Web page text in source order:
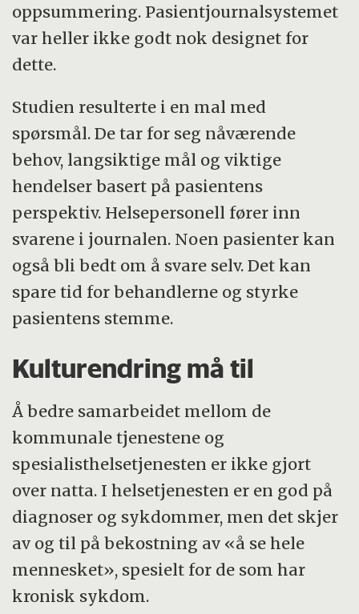
oppsummering. Pasientjournalsystemet
var heller ikke godt nok designet for
dette.
Studien resulterte i en mal med
spørsmål. De tar for seg nåværende
behov, langsiktige mål og viktige
hendelser basert på pasientens
perspektiv. Helsepersonell fører inn
svarene i journalen. Noen pasienter kan
også bli bedt om å svare selv. Det kan
spare tid for behandlerne og styrke
pasientens stemme.
Kulturendring må til
Å bedre samarbeidet mellom de
kommunale tjenestene og
spesialisthelsetjenesten er ikke gjort
over natta. I helsetjenesten er en god på
diagnoser og sykdommer, men det skjer
av og til på bekostning av «å se hele
mennesket», spesielt for de som har
kronisk sykdom.